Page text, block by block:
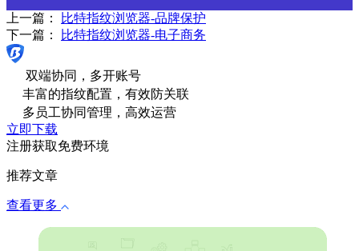
上一篇：
比特指纹浏览器-品牌保护
下一篇：
比特指纹浏览器-电子商务
双端协同，多开账号
丰富的指纹配置，有效防关联
多员工协同管理，高效运营
立即下载
注册获取免费环境
推荐文章
查看更多